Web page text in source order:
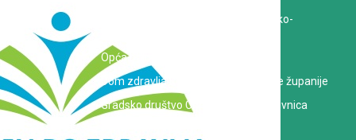
Zavod za javno zdravstvo Koprivničko-
Opća bolnica dr. Tomislav Bardek
Dom zdravlja Koprivničko-križevačke županije
Gradsko društvo Crvenog križa Koprivnica